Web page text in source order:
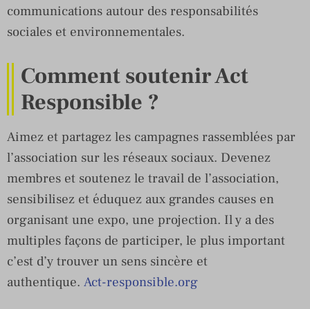
communications autour des responsabilités
sociales et environnementales.
Comment soutenir Act
Responsible ?
Aimez et partagez les campagnes rassemblées par
l’association sur les réseaux sociaux. Devenez
membres et soutenez le travail de l’association,
sensibilisez et éduquez aux grandes causes en
organisant une expo, une projection. Il y a des
multiples façons de participer, le plus important
c’est d’y trouver un sens sincère et
authentique. Act-responsible.org